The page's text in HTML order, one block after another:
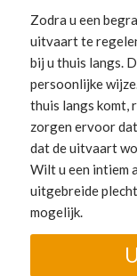
Zodra u een
uitvaart te
bij u thuis langs.
persoonlijke
thuis langs komt,
zorgen ervoor
dat de uitvaart
Wilt u een intiem
uitgebreide
mogelijk.